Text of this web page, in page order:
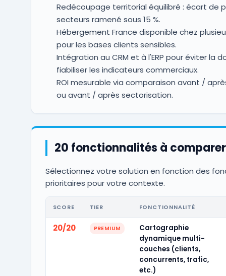
Redécoupage territorial équilibré : écart de
secteurs ramené sous 15 %.
Hébergement France disponible chez
pour les bases clients sensibles.
Intégration au CRM et à l'ERP pour éviter la
fiabiliser les indicateurs commerciaux.
ROI mesurable via comparaison avant /
ou avant / après sectorisation.
20 fonctionnalités à comparer
Sélectionnez votre solution en fonction des
prioritaires pour votre contexte.
SCORE TIER FONCTIONNALITÉ
20/20 PREMIUM
Cartographie
dynamique multi-
couches (clients,
concurrents, trafic,
etc.)